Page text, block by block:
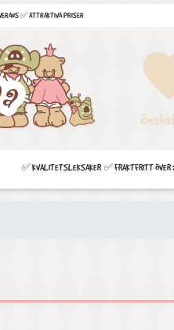
✅ ATTRAKTIVA PRISER
✅ KVALITETSLEKSAKER ✅ FRAKTFRITT ÖVER